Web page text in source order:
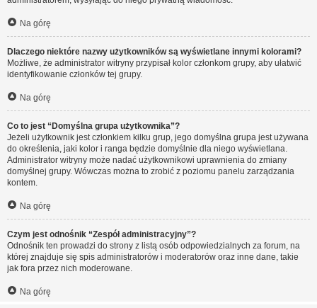
Na górę
Dlaczego niektóre nazwy użytkowników są wyświetlane innymi kolorami?
Możliwe, że administrator witryny przypisał kolor członkom grupy, aby ułatwić
identyfikowanie członków tej grupy.
Na górę
Co to jest “Domyślna grupa użytkownika”?
Jeżeli użytkownik jest członkiem kilku grup, jego domyślna grupa jest używana
do określenia, jaki kolor i ranga będzie domyślnie dla niego wyświetlana.
Administrator witryny może nadać użytkownikowi uprawnienia do zmiany
domyślnej grupy. Wówczas można to zrobić z poziomu panelu zarządzania
kontem.
Na górę
Czym jest odnośnik “Zespół administracyjny”?
Odnośnik ten prowadzi do strony z listą osób odpowiedzialnych za forum, na
której znajduje się spis administratorów i moderatorów oraz inne dane, takie
jak fora przez nich moderowane.
Na górę